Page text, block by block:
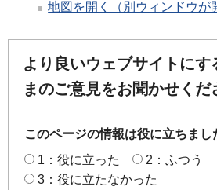
地図を開く（別ウィンドウが
より良いウェブサイトにす
まのご意見をお聞かせくだ
このページの情報は役に立ちまし
1：役に立った
2：ふつう
3：役に立たなかった